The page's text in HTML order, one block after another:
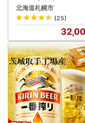
4缶 2ケース 北海道工
造
北海道札幌市
(25)